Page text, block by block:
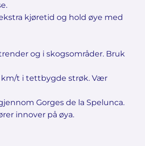
kjøretid og hold øye med
og i skogsområder. Bruk
km/t i tettbygde strøk. Vær
Gorges de la Spelunca.
innover på øya.